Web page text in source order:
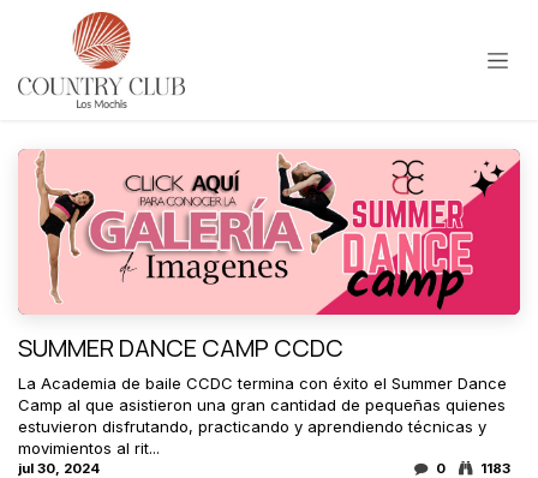
Ir al contenido
SUMMER DANCE CAMP CCDC
La Academia de baile CCDC termina con éxito el Summer Dance
Camp al que asistieron una gran cantidad de pequeñas quienes
estuvieron disfrutando, practicando y aprendiendo técnicas y
movimientos al rit...
jul 30, 2024 0 1183